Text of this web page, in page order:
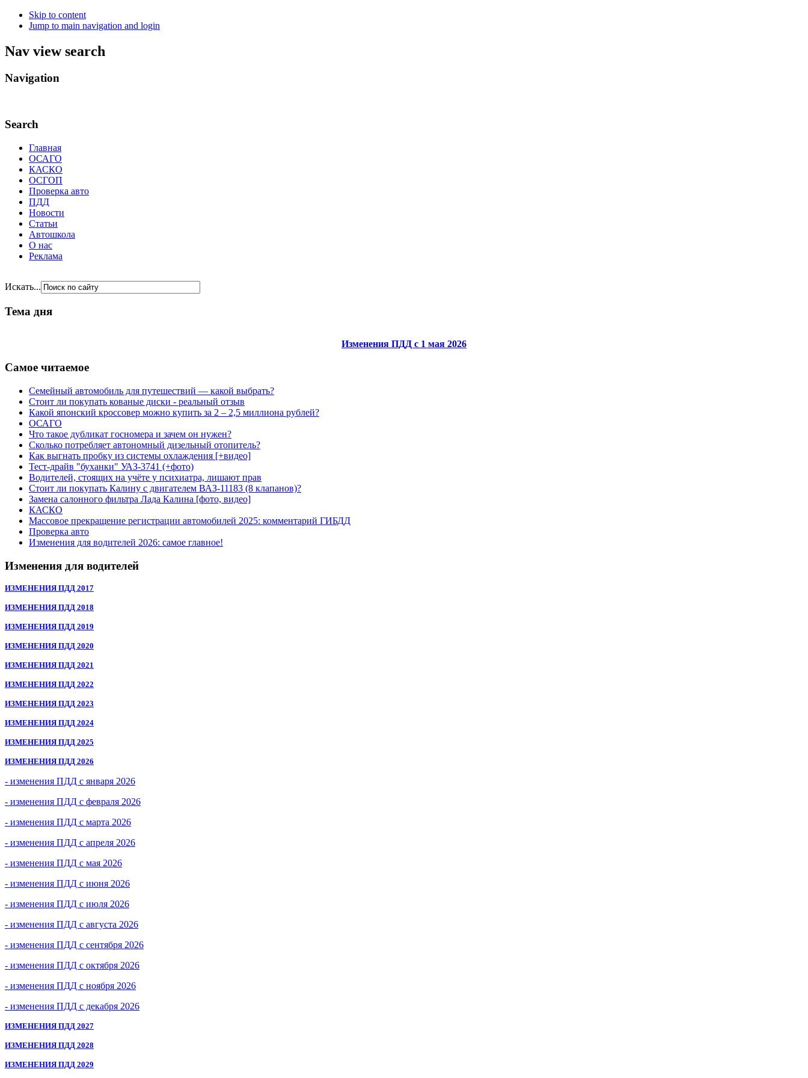
Skip to content
Jump to main navigation and login
Nav view search
Navigation
Search
Главная
ОСАГО
КАСКО
ОСГОП
Проверка авто
ПДД
Новости
Статьи
Автошкола
О нас
Реклама
Искать...
Тема дня
Изменения ПДД с 1 мая 2026
Самое читаемое
Семейный автомобиль для путешествий — какой выбрать?
Стоит ли покупать кованые диски - реальный отзыв
Какой японский кроссовер можно купить за 2 – 2,5 миллиона рублей?
ОСАГО
Что такое дубликат госномера и зачем он нужен?
Сколько потребляет автономный дизельный отопитель?
Как выгнать пробку из системы охлаждения [+видео]
Тест-драйв "буханки" УАЗ-3741 (+фото)
Водителей, стоящих на учёте у психиатра, лишают прав
Стоит ли покупать Калину с двигателем ВАЗ-11183 (8 клапанов)?
Замена салонного фильтра Лада Калина [фото, видео]
КАСКО
Массовое прекращение регистрации автомобилей 2025: комментарий ГИБДД
Проверка авто
Изменения для водителей 2026: самое главное!
Изменения для водителей
ИЗМЕНЕНИЯ ПДД 2017
ИЗМЕНЕНИЯ ПДД 2018
ИЗМЕНЕНИЯ ПДД 2019
ИЗМЕНЕНИЯ ПДД 2020
ИЗМЕНЕНИЯ ПДД 2021
ИЗМЕНЕНИЯ ПДД 2022
ИЗМЕНЕНИЯ ПДД 2023
ИЗМЕНЕНИЯ ПДД 2024
ИЗМЕНЕНИЯ ПДД 2025
ИЗМЕНЕНИЯ ПДД 2026
- изменения ПДД с января 2026
- изменения ПДД с февраля 2026
- изменения ПДД с марта 2026
- изменения ПДД с апреля 2026
- изменения ПДД с мая 2026
- изменения ПДД с июня 2026
- изменения ПДД с июля 2026
- изменения ПДД с августа 2026
- изменения ПДД с сентября 2026
- изменения ПДД с октября 2026
- изменения ПДД с ноября 2026
- изменения ПДД с декабря 2026
ИЗМЕНЕНИЯ ПДД 2027
ИЗМЕНЕНИЯ ПДД 2028
ИЗМЕНЕНИЯ ПДД 2029